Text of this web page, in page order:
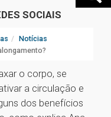
SOCIAIS
Notícias
o corpo, se
a circulação e
dos benefícios